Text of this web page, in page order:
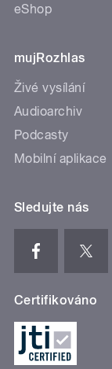
eShop
mujRozhlas
Živé vysílání
Audioarchiv
Podcasty
Mobilní aplikace
Sledujte nás
Certifikováno